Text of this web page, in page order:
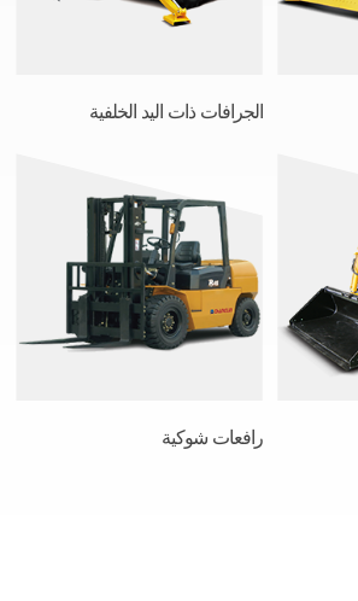
الجرافات ذات اليد الخلفية
رافعات شوكية